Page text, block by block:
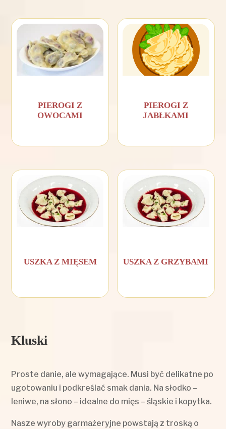
PIEROGI Z
OWOCAMI
PIEROGI Z
JABŁKAMI
USZKA Z MIĘSEM USZKA Z GRZYBAMI
Kluski
Proste danie, ale wymagające. Musi być delikatne po
ugotowaniu i podkreślać smak dania. Na słodko –
leniwe, na słono – idealne do mięs – śląskie i kopytka.
Nasze wyroby garmażeryjne powstają z troską o